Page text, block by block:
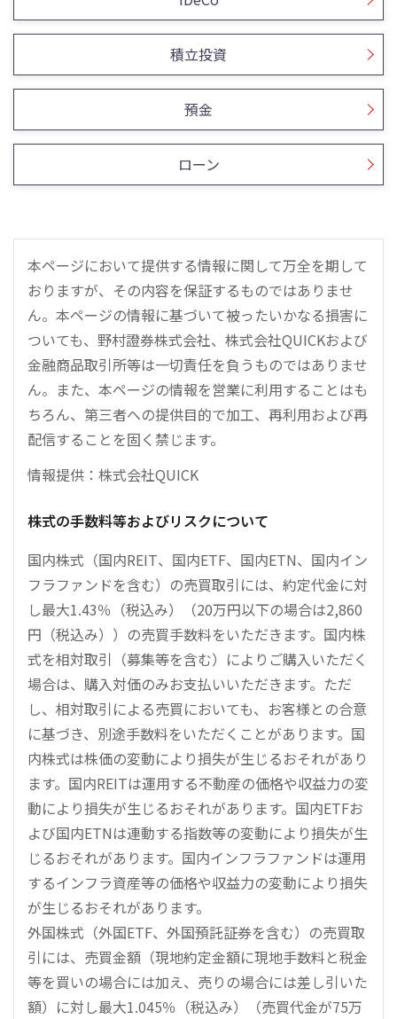
積立投資
預金
ローン
本ページにおいて提供する情報に関して万全を期して
おりますが、その内容を保証するものではありませ
ん。本ページの情報に基づいて被ったいかなる損害に
ついても、野村證券株式会社、株式会社QUICKおよび
金融商品取引所等は一切責任を負うものではありませ
ん。また、本ページの情報を営業に利用することはも
ちろん、第三者への提供目的で加工、再利用および再
配信することを固く禁じます。
情報提供：株式会社QUICK
株式の手数料等およびリスクについて
国内株式（国内REIT、国内ETF、国内ETN、国内イン
フラファンドを含む）の売買取引には、約定代金に対
し最大1.43％（税込み）（20万円以下の場合は2,860
円（税込み））の売買手数料をいただきます。国内株
式を相対取引（募集等を含む）によりご購入いただく
場合は、購入対価のみお支払いいただきます。ただ
し、相対取引による売買においても、お客様との合意
に基づき、別途手数料をいただくことがあります。国
内株式は株価の変動により損失が生じるおそれがあり
ます。国内REITは運用する不動産の価格や収益力の変
動により損失が生じるおそれがあります。国内ETFお
よび国内ETNは連動する指数等の変動により損失が生
じるおそれがあります。国内インフラファンドは運用
するインフラ資産等の価格や収益力の変動により損失
が生じるおそれがあります。
外国株式（外国ETF、外国預託証券を含む）の売買取
引には、売買金額（現地約定金額に現地手数料と税金
等を買いの場合には加え、売りの場合には差し引いた
額）に対し最大1.045％（税込み）（売買代金が75万